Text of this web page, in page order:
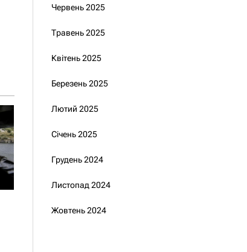
Червень 2025
Травень 2025
Квітень 2025
Березень 2025
Лютий 2025
Січень 2025
Грудень 2024
Листопад 2024
Жовтень 2024